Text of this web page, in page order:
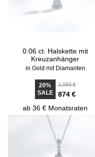
0.06 ct. Halskette mit
Kreuzanhänger
in Gold mit Diamanten
20%
SALE
1.093 €
874 €
ab 36 € Monatsraten